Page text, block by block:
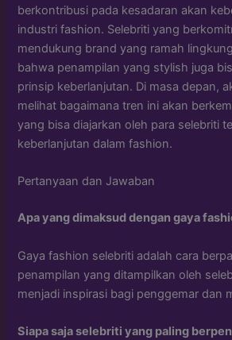
berkontribusi pada kesadaran akan
industri fashion. Selebriti yang
mendukung brand yang ramah
bahwa penampilan yang stylish juga
prinsip keberlanjutan. Di masa depan,
melihat bagaimana tren ini akan
yang bisa diajarkan oleh para selebriti
keberlanjutan dalam fashion.
Pertanyaan dan Jawaban
Apa yang dimaksud dengan gaya
Gaya fashion selebriti adalah cara
penampilan yang ditampilkan oleh
menjadi inspirasi bagi penggemar dan
Siapa saja selebriti yang paling